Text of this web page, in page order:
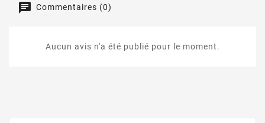
Commentaires (0)
Aucun avis n'a été publié pour le moment.